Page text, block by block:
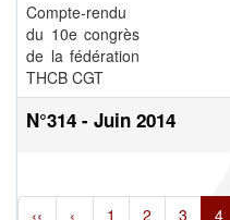
Compte-rendu
du 10e congrès
de la fédération
THCB CGT
N°314 - Juin 2014
‹‹ ‹ 1 2 3 4